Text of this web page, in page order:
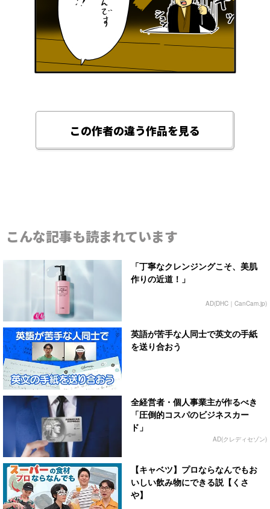
この作者の違う作品を見る
こんな記事も読まれています
「丁寧なクレンジングこそ、美肌
作りの近道！」
AD(DHC｜CanCam.jp)
英語が苦手な人同士で英文の手紙
を送り合おう
全経営者・個人事業主が作るべき
「圧倒的コスパのビジネスカー
ド」
AD(クレディセゾン)
【キャベツ】プロならなんでもお
いしい飲み物にできる説【くさ
や】